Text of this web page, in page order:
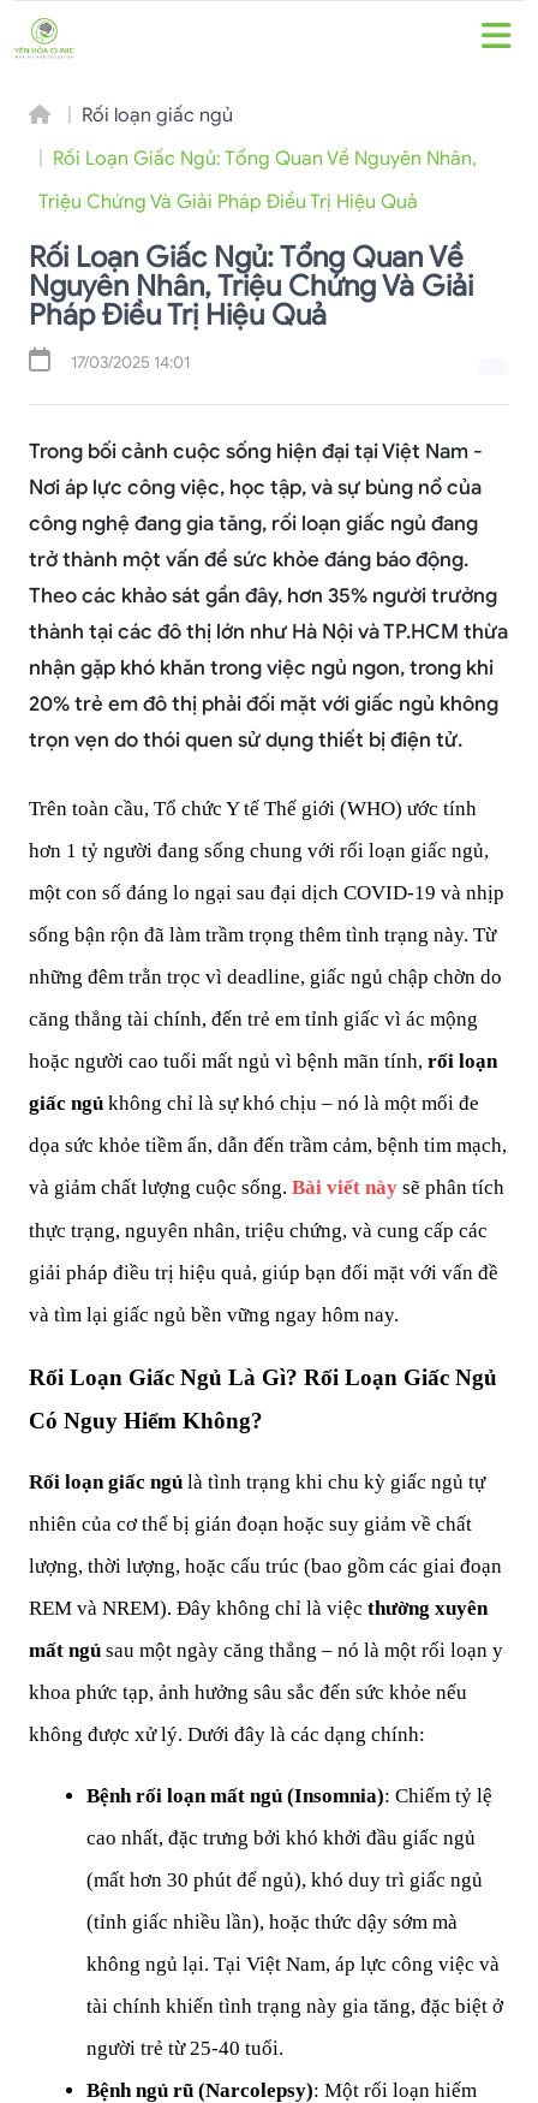
Rối loạn giấc ngủ
Rối Loạn Giấc Ngủ: Tổng Quan Về Nguyên Nhân,
Triệu Chứng Và Giải Pháp Điều Trị Hiệu Quả
Rối Loạn Giấc Ngủ: Tổng Quan Về
Nguyên Nhân, Triệu Chứng Và Giải
Pháp Điều Trị Hiệu Quả
17/03/2025 14:01
Trong bối cảnh cuộc sống hiện đại tại Việt Nam -
Nơi áp lực công việc, học tập, và sự bùng nổ của
công nghệ đang gia tăng, rối loạn giấc ngủ đang
trở thành một vấn đề sức khỏe đáng báo động.
Theo các khảo sát gần đây, hơn 35% người trưởng
thành tại các đô thị lớn như Hà Nội và TP.HCM thừa
nhận gặp khó khăn trong việc ngủ ngon, trong khi
20% trẻ em đô thị phải đối mặt với giấc ngủ không
trọn vẹn do thói quen sử dụng thiết bị điện tử.
Trên toàn cầu, Tổ chức Y tế Thế giới (WHO) ước tính
hơn 1 tỷ người đang sống chung với rối loạn giấc ngủ,
một con số đáng lo ngại sau đại dịch COVID-19 và nhịp
sống bận rộn đã làm trầm trọng thêm tình trạng này. Từ
những đêm trằn trọc vì deadline, giấc ngủ chập chờn do
căng thẳng tài chính, đến trẻ em tỉnh giấc vì ác mộng
hoặc người cao tuổi mất ngủ vì bệnh mãn tính, rối loạn
giấc ngủ không chỉ là sự khó chịu – nó là một mối đe
dọa sức khỏe tiềm ẩn, dẫn đến trầm cảm, bệnh tim mạch,
và giảm chất lượng cuộc sống. Bài viết này sẽ phân tích
thực trạng, nguyên nhân, triệu chứng, và cung cấp các
giải pháp điều trị hiệu quả, giúp bạn đối mặt với vấn đề
và tìm lại giấc ngủ bền vững ngay hôm nay.
Rối Loạn Giấc Ngủ Là Gì? Rối Loạn Giấc Ngủ
Có Nguy Hiểm Không?
Rối loạn giấc ngủ là tình trạng khi chu kỳ giấc ngủ tự
nhiên của cơ thể bị gián đoạn hoặc suy giảm về chất
lượng, thời lượng, hoặc cấu trúc (bao gồm các giai đoạn
REM và NREM). Đây không chỉ là việc thường xuyên
mất ngủ sau một ngày căng thẳng – nó là một rối loạn y
khoa phức tạp, ảnh hưởng sâu sắc đến sức khỏe nếu
không được xử lý. Dưới đây là các dạng chính:
Bệnh rối loạn mất ngủ (Insomnia): Chiếm tỷ lệ
cao nhất, đặc trưng bởi khó khởi đầu giấc ngủ
(mất hơn 30 phút để ngủ), khó duy trì giấc ngủ
(tỉnh giấc nhiều lần), hoặc thức dậy sớm mà
không ngủ lại. Tại Việt Nam, áp lực công việc và
tài chính khiến tình trạng này gia tăng, đặc biệt ở
người trẻ từ 25-40 tuổi.
Bệnh ngủ rũ (Narcolepsy): Một rối loạn hiếm